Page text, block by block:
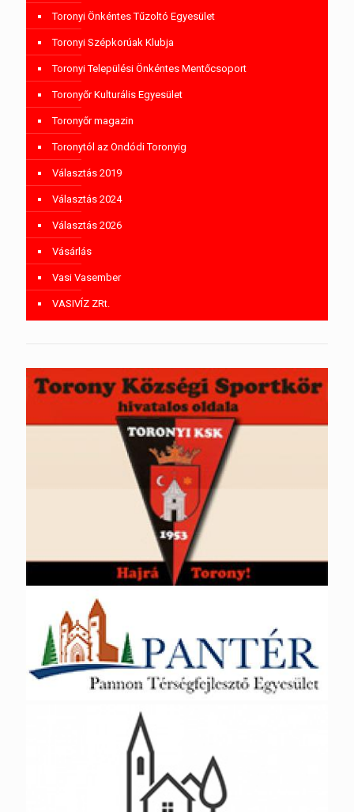
Toronyi Önkéntes Tűzoltó Egyesület
Toronyi Szépkorúak Klubja
Toronyi Települési Önkéntes Mentőcsoport
Toronyőr Kulturális Egyesület
Toronyőr magazin
Toronytól az Ondódi Toronyig
Választás 2019
Választás 2024
Választás 2026
Vásárlás
Vasi Vasember
VASIVÍZ ZRt.